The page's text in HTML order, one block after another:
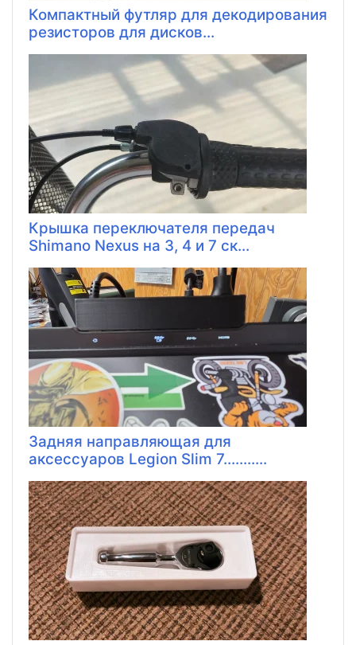
Компактный футляр для декодирования
резисторов для дисков...
Крышка переключателя передач
Shimano Nexus на 3, 4 и 7 ск...
Задняя направляющая для
аксессуаров Legion Slim 7...........